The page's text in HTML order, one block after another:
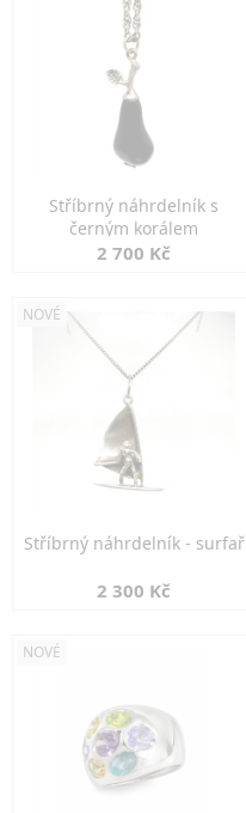
Stříbrný náhrdelník s
černým korálem
2 700 Kč
NOVÉ
Stříbrný náhrdelník - surfař
2 300 Kč
NOVÉ